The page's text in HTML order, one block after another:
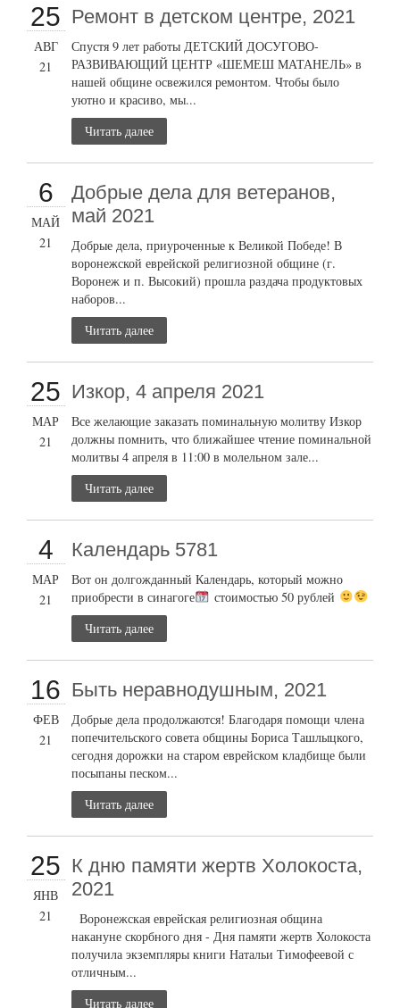
25
АВГ
21
Ремонт в детском центре, 2021
Спустя 9 лет работы ДЕТСКИЙ ДОСУГОВО-
РАЗВИВАЮЩИЙ ЦЕНТР «ШЕМЕШ МАТАНЕЛЬ» в
нашей общине освежился ремонтом. Чтобы было
уютно и красиво, мы...
Читать далее
6
МАЙ
21
Добрые дела для ветеранов,
май 2021
Добрые дела, приуроченные к Великой Победе! В
воронежской еврейской религиозной общине (г.
Воронеж и п. Высокий) прошла раздача продуктовых
наборов...
Читать далее
25
МАР
21
Изкор, 4 апреля 2021
Все желающие заказать поминальную молитву Изкор
должны помнить, что ближайшее чтение поминальной
молитвы 4 апреля в 11:00 в молельном зале...
Читать далее
4
МАР
21
Календарь 5781
Вот он долгожданный Календарь, который можно
приобрести в синагоге
стоимостью 50 рублей
Читать далее
16
ФЕВ
21
Быть неравнодушным, 2021
Добрые дела продолжаются! Благодаря помощи члена
попечительского совета общины Бориса Ташлыцкого,
сегодня дорожки на старом еврейском кладбище были
посыпаны песком...
Читать далее
25
ЯНВ
21
К дню памяти жертв Холокоста,
2021
Воронежская еврейская религиозная община
накануне скорбного дня - Дня памяти жертв Холокоста
получила экземпляры книги Натальи Тимофеевой с
отличным...
Читать далее